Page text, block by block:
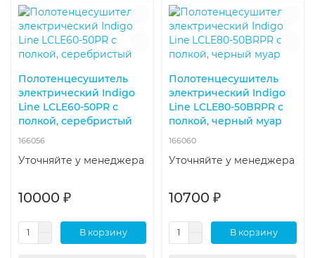
Полотенцесушитель
электрический Indigo
Line LСLE60-50PR с
полкой, серебристый
166056
Уточняйте у менеджера
10000 ₽
В корзину
Полотенцесушитель
электрический Indigo
Line LСLE80-50BRPR с
полкой, черный муар
166060
Уточняйте у менеджера
10700 ₽
В корзину